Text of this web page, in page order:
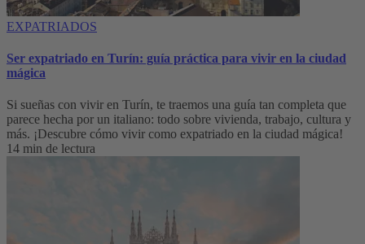
EXPATRIADOS
Ser expatriado en Turín: guía práctica para vivir en la ciudad
mágica
Si sueñas con vivir en Turín, te traemos una guía tan completa que
parece hecha por un italiano: todo sobre vivienda, trabajo, cultura y
más. ¡Descubre cómo vivir como expatriado en la ciudad mágica!
14 min de lectura